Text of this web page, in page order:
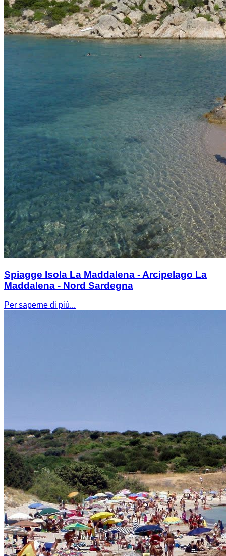
Spiagge Isola La Maddalena - Arcipelago La
Maddalena - Nord Sardegna
Per saperne di più...